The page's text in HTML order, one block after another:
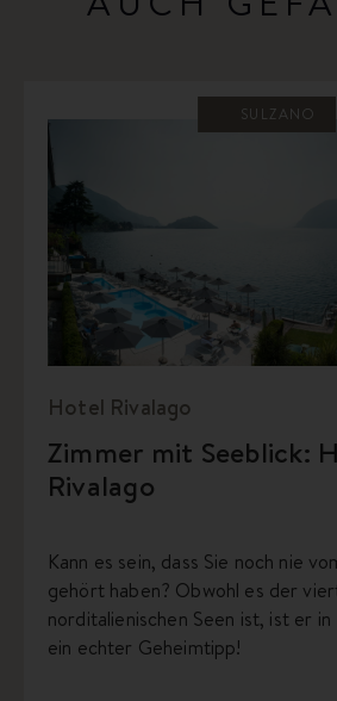
SULZANO
Hotel Rivalago
Zimmer mit Seeblick:
Rivalago
Kann es sein, dass Sie noch nie
gehört haben? Obwohl es der
norditalienischen Seen ist, ist er
ein echter Geheimtipp!